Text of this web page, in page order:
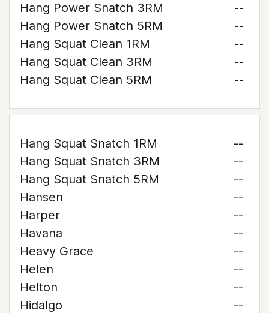
Hang Power Snatch 3RM
--
Hang Power Snatch 5RM
--
Hang Squat Clean 1RM
--
Hang Squat Clean 3RM
--
Hang Squat Clean 5RM
--
Hang Squat Snatch 1RM
--
Hang Squat Snatch 3RM
--
Hang Squat Snatch 5RM
--
Hansen
--
Harper
--
Havana
--
Heavy Grace
--
Helen
--
Helton
--
Hidalgo
--